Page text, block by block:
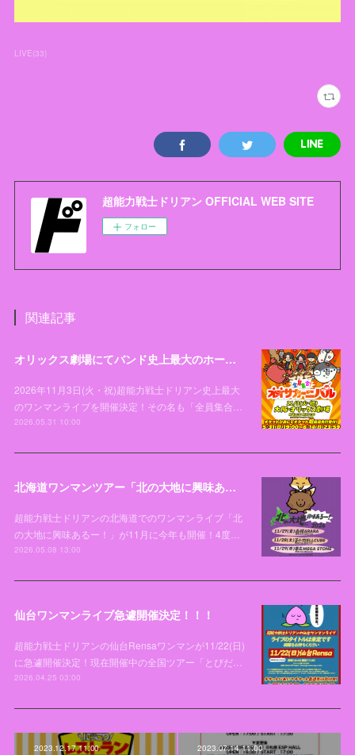
LIVE(33)
超能力戦士ドリアン OFFICIAL WEB SITE
フォロー
関連記事
オリックス劇場にてバンド史上最大のホールワンマンライブ「全員集合！オオサカーニバル」開催決定！
2026年11月3日(火・祝)超能力戦士ドリアン史上最大
のワンマンライブを開催決定！その名も「全員集合…
2026.05.31 10:00
北海道ワンマンツアー「北の大地に興味あるー！2026」開催決定！！！
超能力戦士ドリアンの北海道でのワンマンライブ「北
の大地に興味あるー！」が11月に今年も開催！4度…
2026.05.08 13:00
仙台ワンマンライブ急遽開催決定！！！
超能力戦士ドリアンの仙台Rensaワンマンが11/22(日)
に急遽開催決定！現在開催中の全国ツアー「とびだ…
2026.04.25 03:00
2023.12.17 11:00 2023.07.14 11:00